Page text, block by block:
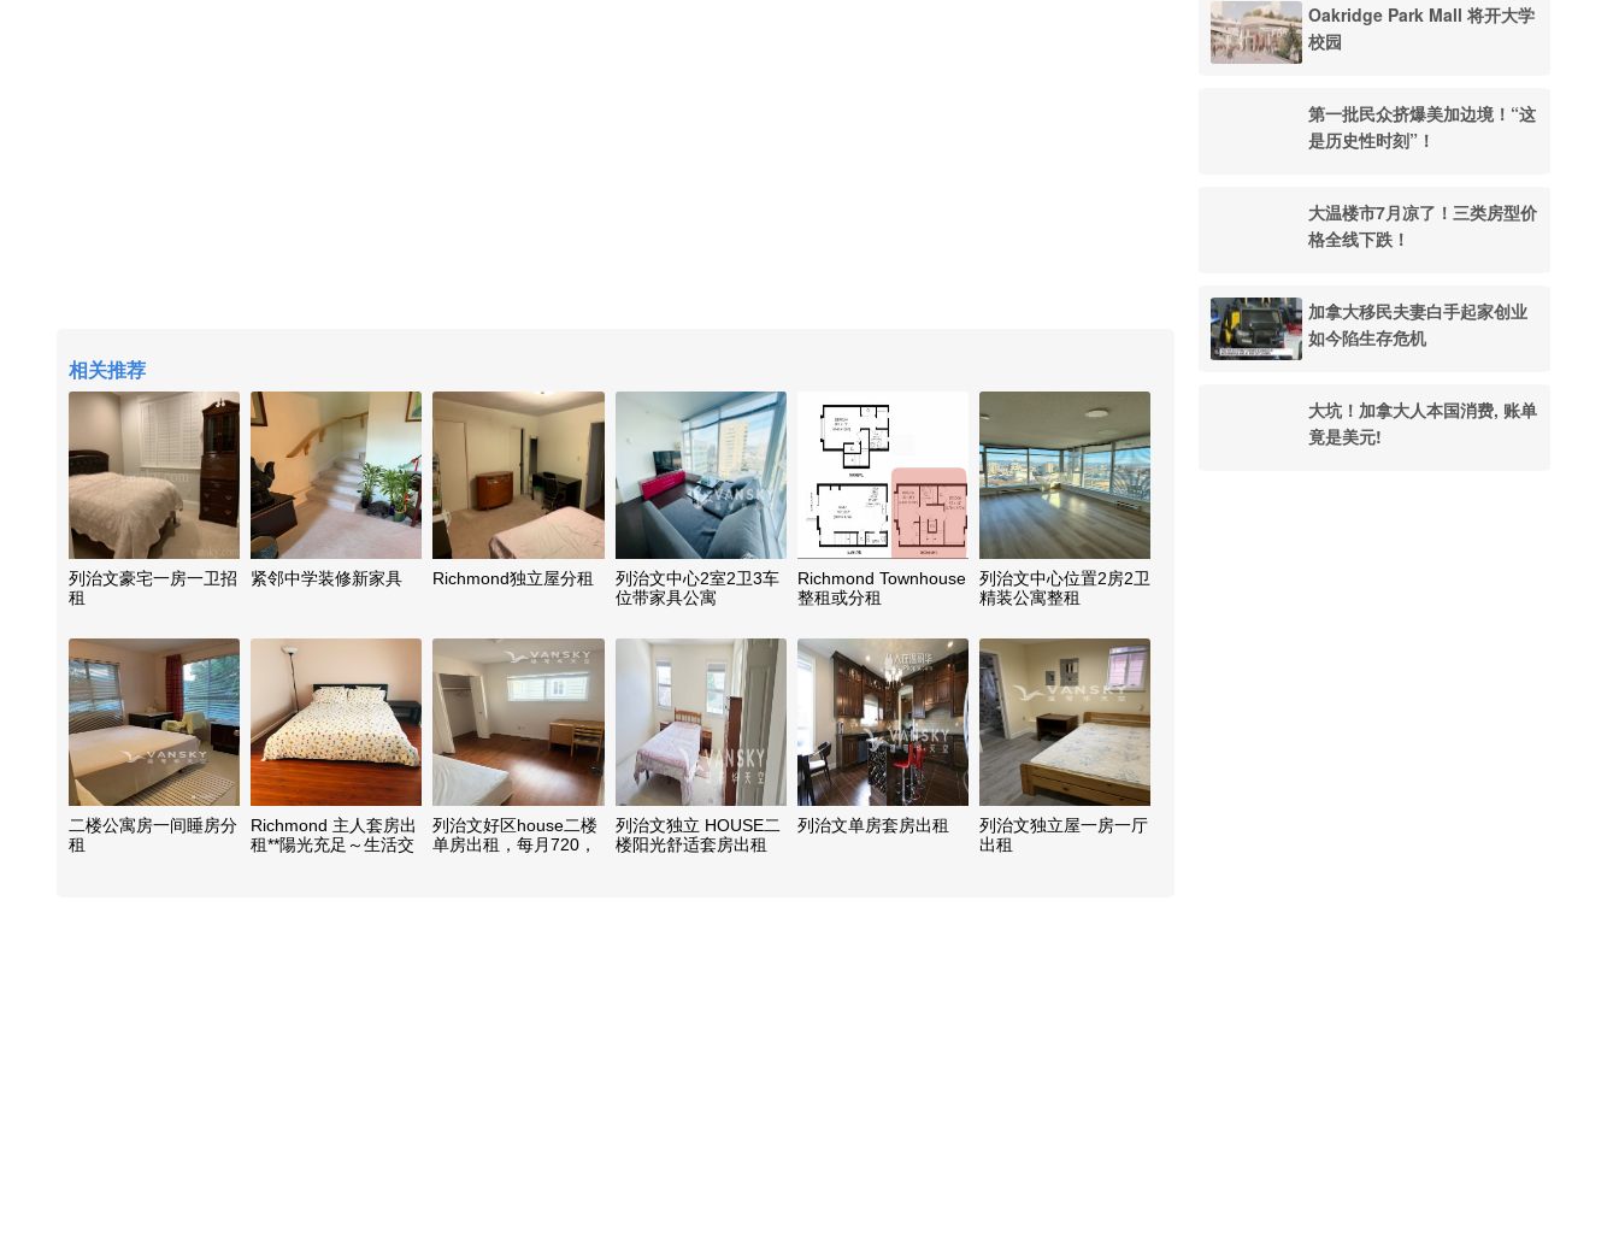
Oakridge Park Mall 将开大学
校园
第一批民众挤爆美加边境！“这
是历史性时刻”！
大温楼市7月凉了！三类房型价
格全线下跌！
加拿大移民夫妻白手起家创业
如今陷生存危机
大坑！加拿大人本国消费, 账单
竟是美元!
相关推荐
列治文豪宅一房一卫招
租
紧邻中学装修新家具 Richmond独立屋分租
列治文中心2室2卫3车
位带家具公寓
Richmond Townhouse
整租或分租
列治文中心位置2房2卫
精装公寓整租
二楼公寓房一间睡房分
租
Richmond 主人套房出
租**陽光充足～生活交
列治文好区house二楼
单房出租，每月720，
列治文独立 HOUSE二
楼阳光舒适套房出租
列治文单房套房出租
列治文独立屋一房一厅
出租